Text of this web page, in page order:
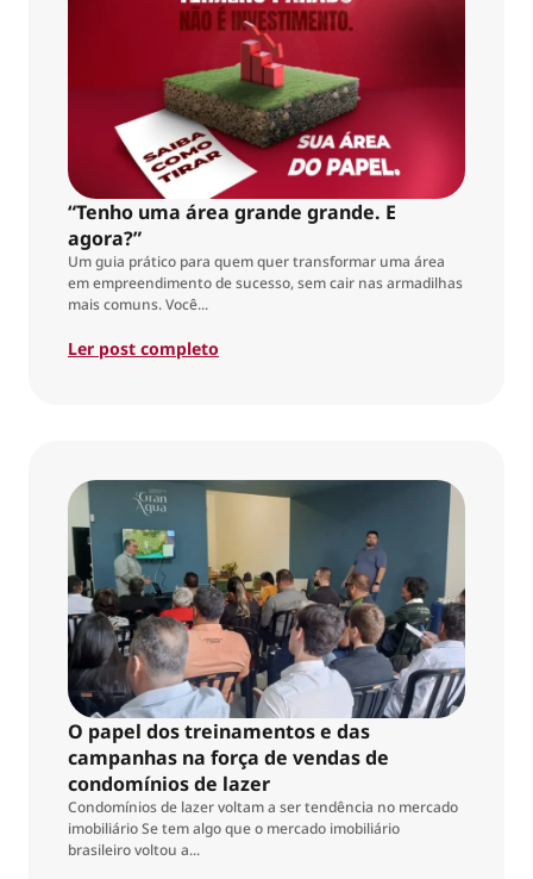
“Tenho uma área grande grande. E
agora?”
Um guia prático para quem quer transformar uma área
em empreendimento de sucesso, sem cair nas armadilhas
mais comuns. Você...
Ler post completo
O papel dos treinamentos e das
campanhas na força de vendas de
condomínios de lazer
Condomínios de lazer voltam a ser tendência no mercado
imobiliário Se tem algo que o mercado imobiliário
brasileiro voltou a...